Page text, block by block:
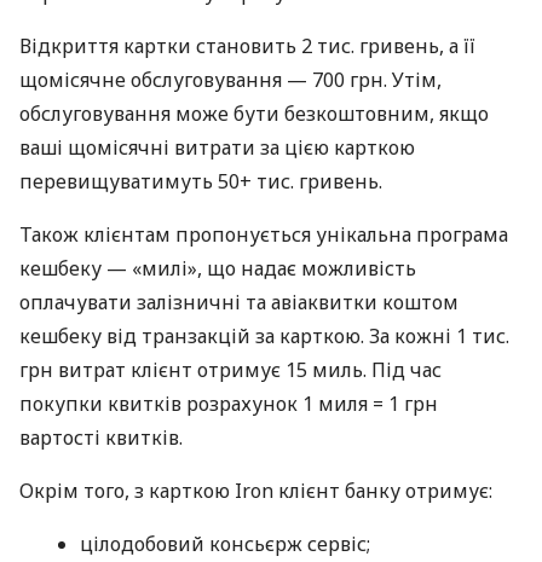
Відкриття картки становить 2 тис. гривень, а її
щомісячне обслуговування — 700 грн. Утім,
обслуговування може бути безкоштовним, якщо
ваші щомісячні витрати за цією карткою
перевищуватимуть 50+ тис. гривень.
Також клієнтам пропонується унікальна програма
кешбеку — «милі», що надає можливість
оплачувати залізничні та авіаквитки коштом
кешбеку від транзакцій за карткою. За кожні 1 тис.
грн витрат клієнт отримує 15 миль. Під час
покупки квитків розрахунок 1 миля = 1 грн
вартості квитків.
Окрім того, з карткою Iron клієнт банку отримує:
цілодобовий консьєрж сервіс;